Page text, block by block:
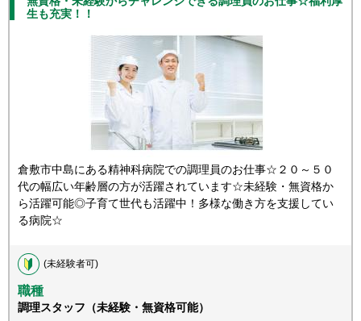
生も充実！！
倉敷市中島にある精神科病院での調理員のお仕事☆２０～５０
代の幅広い年齢層の方が活躍されています☆未経験・無資格か
ら活躍可能◎子育て世代も活躍中！多様な働き方を支援してい
る病院☆
(未経験者可)
職種
調理スタッフ（未経験・無資格可能）